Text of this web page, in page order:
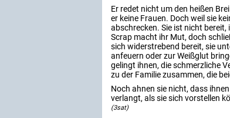
Er redet nicht um den heißen
er keine Frauen. Doch weil sie
abschrecken. Sie ist nicht
Scrap macht ihr Mut, doch
sich widerstrebend bereit, sie
anfeuern oder zur Weißglut
gelingt ihnen, die schmerzliche
zu der Familie zusammen, die
Noch ahnen sie nicht, dass
verlangt, als sie sich vorstellen
(3sat)